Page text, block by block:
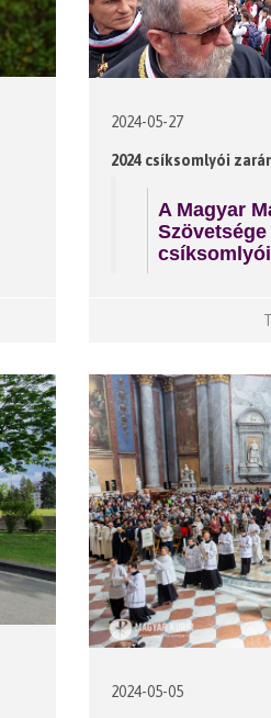
2024-05-27
2024 csíksomlyói
A Magyar
2024-05-05